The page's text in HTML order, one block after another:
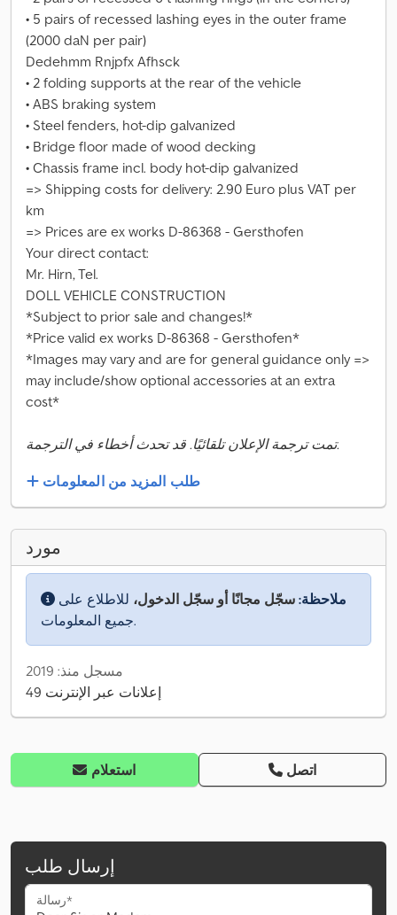
• 5 pairs of recessed lashing eyes in the outer frame
(2000 daN per pair)
Dedehmm Rnjpfx Afhsck
• 2 folding supports at the rear of the vehicle
• ABS braking system
• Steel fenders, hot-dip galvanized
• Bridge floor made of wood decking
• Chassis frame incl. body hot-dip galvanized
=> Shipping costs for delivery: 2.90 Euro plus VAT per
km
=> Prices are ex works D-86368 - Gersthofen
Your direct contact:
Mr. Hirn, Tel.
DOLL VEHICLE CONSTRUCTION
*Subject to prior sale and changes!*
*Price valid ex works D-86368 - Gersthofen*
*Images may vary and are for general guidance only =>
may include/show optional accessories at an extra
cost*
تمت ترجمة الإعلان تلقائيًا. قد تحدث أخطاء في الترجمة.
طلب المزيد من المعلومات
مورد
ملاحظة: سجّل مجانًا أو سجّل الدخول، للاطلاع على
جميع المعلومات.
مسجل منذ: 2019
49 إعلانات عبر الإنترنت
استعلام اتصل
إرسال طلب
رسالة*